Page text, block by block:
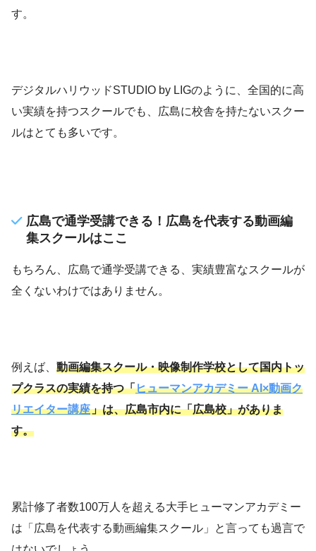
す。
デジタルハリウッドSTUDIO by LIGのように、全国的に高
い実績を持つスクールでも、広島に校舎を持たないスクー
ルはとても多いです。
広島で通学受講できる！広島を代表する動画編
集スクールはここ
もちろん、広島で通学受講できる、実績豊富なスクールが
全くないわけではありません。
例えば、 動画編集スクール・映像制作学校として国内トッ
プクラスの実績を持つ「ヒューマンアカデミー AI×動画ク
リエイター講座」は、広島市内に「広島校」がありま
す。
累計修了者数100万人を超える大手ヒューマンアカデミー
は「広島を代表する動画編集スクール」と言っても過言で